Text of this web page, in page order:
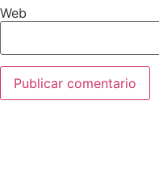
Web